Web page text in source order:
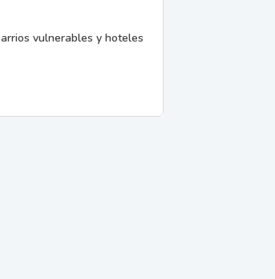
vulnerables y hoteles